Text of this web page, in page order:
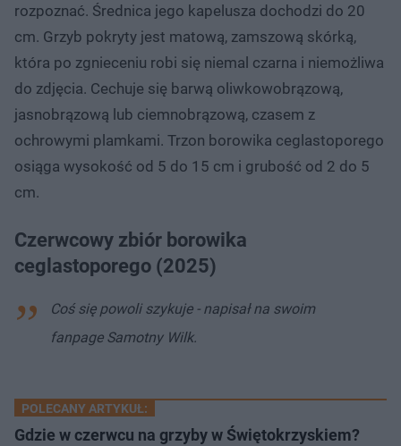
rozpoznać. Średnica jego kapelusza dochodzi do 20
cm. Grzyb pokryty jest matową, zamszową skórką,
która po zgnieceniu robi się niemal czarna i niemożliwa
do zdjęcia. Cechuje się barwą oliwkowobrązową,
jasnobrązową lub ciemnobrązową, czasem z
ochrowymi plamkami. Trzon borowika ceglastoporego
osiąga wysokość od 5 do 15 cm i grubość od 2 do 5
cm.
Czerwcowy zbiór borowika
ceglastoporego (2025)
Coś się powoli szykuje - napisał na swoim
fanpage Samotny Wilk.
POLECANY ARTYKUŁ:
Gdzie w czerwcu na grzyby w Świętokrzyskiem?